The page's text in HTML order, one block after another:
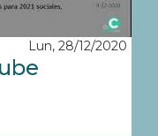
Lun, 28/12/2020